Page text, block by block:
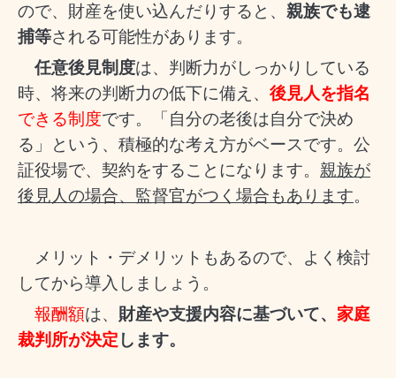
ので、財産を使い込んだりすると、 親族でも逮
捕等される可能性があります。
任意後見制度は、判断力がしっかりしている
時、将来の判断力の低下に備え、 後見人を指名
できる制度です。「自分の老後は自分で決め
る」という、積極的な考え方がベースです。公
証役場で、契約をすることになります。 親族が
後見人の場合、監督官がつく場合もあります。
メリット・デメリットもあるので、よく検討
してから導入しましょう。
報酬額は、 財産や支援内容に基づいて、 家庭
裁判所が決定 します。